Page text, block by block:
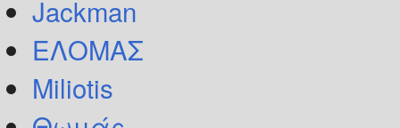
Jackman
ΕΛΟΜΑΣ
Miliotis